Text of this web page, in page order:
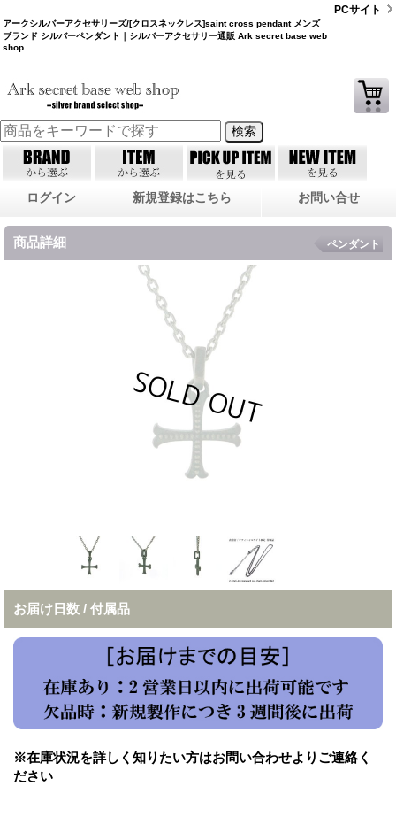
アークシルバーアクセサリーズ/[クロスネックレス]saint cross pendant メンズ
ブランド シルバーペンダント｜シルバーアクセサリー通販 Ark secret base web
shop
PCサイト
ログイン 新規登録はこちら お問い合せ
商品詳細 ペンダント
お届け日数 / 付属品
※在庫状況を詳しく知りたい方はお問い合わせよりご連絡く
ださい